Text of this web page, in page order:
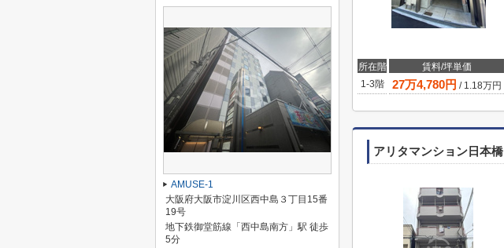
所在階 賃料/坪単価
1-3階
27万4,780円 / 1.18万円
アリタマンション日本橋
AMUSE-1
大阪府大阪市淀川区西中島３丁目15番
19号
地下鉄御堂筋線「西中島南方」駅 徒歩
5分